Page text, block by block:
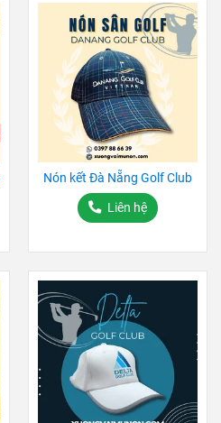
Nón kết Đà Nẵng Golf Club
Liên hệ